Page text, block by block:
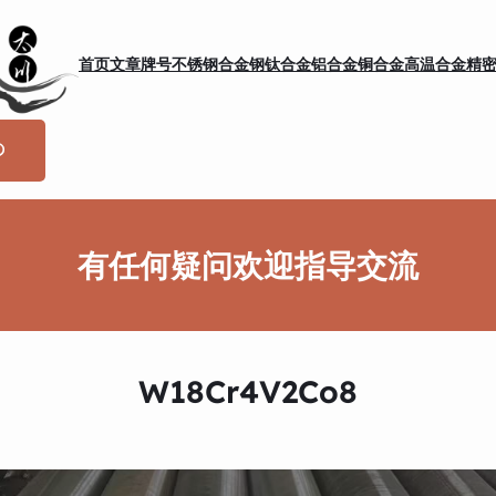
首页文章牌号不锈钢合金钢钛合金铝合金铜合金高温合金精
有任何疑问欢迎指导交流
W18Cr4V2Co8